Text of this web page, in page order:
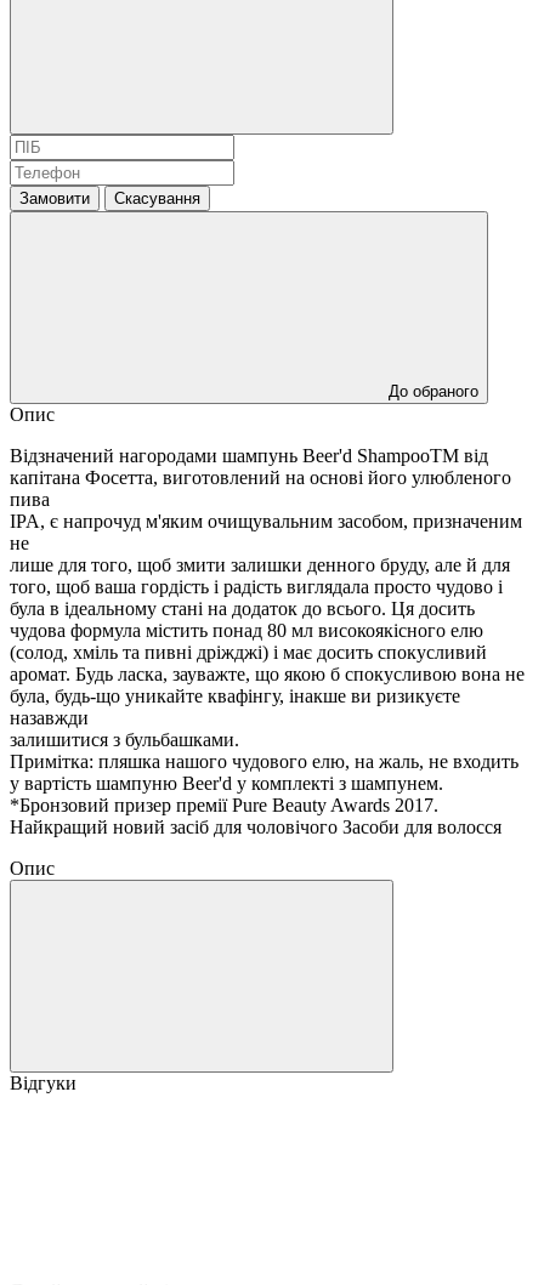
Замовити Скасування
До обраного
Опис
Відзначений нагородами шампунь Beer'd ShampooTM від
капітана Фосетта, виготовлений на основі його улюбленого
пива
IPA, є напрочуд м'яким очищувальним засобом, призначеним
не
лише для того, щоб змити залишки денного бруду, але й для
того, щоб ваша гордість і радість виглядала просто чудово і
була в ідеальному стані на додаток до всього. Ця досить
чудова формула містить понад 80 мл високоякісного елю
(солод, хміль та пивні дріжджі) і має досить спокусливий
аромат. Будь ласка, зауважте, що якою б спокусливою вона не
була, будь-що уникайте квафінгу, інакше ви ризикуєте
назавжди
залишитися з бульбашками.
Примітка: пляшка нашого чудового елю, на жаль, не входить
у вартість шампуню Beer'd у комплекті з шампунем.
*Бронзовий призер премії Pure Beauty Awards 2017.
Найкращий новий засіб для чоловічого Засоби для волосся
Опис
Відгуки